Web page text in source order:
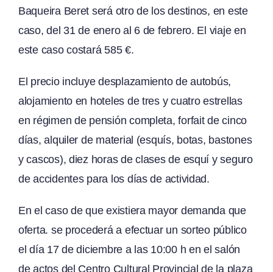
Baqueira Beret será otro de los destinos, en este
caso, del 31 de enero al 6 de febrero. El viaje en
este caso costará 585 €.
El precio incluye desplazamiento de autobús,
alojamiento en hoteles de tres y cuatro estrellas
en régimen de pensión completa, forfait de cinco
días, alquiler de material (esquís, botas, bastones
y cascos), diez horas de clases de esquí y seguro
de accidentes para los días de actividad.
En el caso de que existiera mayor demanda que
oferta. se procederá a efectuar un sorteo público
el día 17 de diciembre a las 10:00 h en el salón
de actos del Centro Cultural Provincial de la plaza